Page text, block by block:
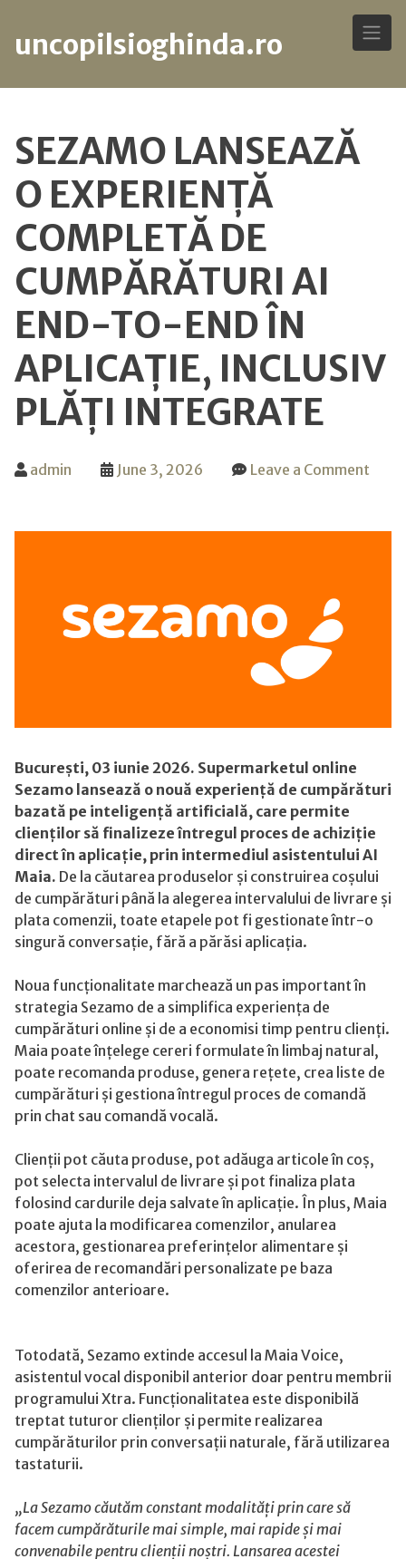
content
uncopilsioghinda.ro
SEZAMO LANSEAZĂ
O EXPERIENȚĂ
COMPLETĂ DE
CUMPĂRĂTURI AI
END-TO-END ÎN
APLICAȚIE, INCLUSIV
PLĂȚI INTEGRATE
admin June 3, 2026
Leave a Comment
lansează
cumpărături
end
aplicație,
inclusiv
plăți
integrate
București, 03 iunie 2026. Supermarketul online
Sezamo lansează o nouă experiență de cumpărături
bazată pe inteligență artificială, care permite
clienților să finalizeze întregul proces de achiziție
direct în aplicație, prin intermediul asistentului AI
Maia. De la căutarea produselor și construirea coșului
de cumpărături până la alegerea intervalului de livrare și
plata comenzii, toate etapele pot fi gestionate într-o
singură conversație, fără a părăsi aplicația.
Noua funcționalitate marchează un pas important în
strategia Sezamo de a simplifica experiența de
cumpărături online și de a economisi timp pentru clienți.
Maia poate înțelege cereri formulate în limbaj natural,
poate recomanda produse, genera rețete, crea liste de
cumpărături și gestiona întregul proces de comandă
prin chat sau comandă vocală.
Clienții pot căuta produse, pot adăuga articole în coș,
pot selecta intervalul de livrare și pot finaliza plata
folosind cardurile deja salvate în aplicație. În plus, Maia
poate ajuta la modificarea comenzilor, anularea
acestora, gestionarea preferințelor alimentare și
oferirea de recomandări personalizate pe baza
comenzilor anterioare.
Totodată, Sezamo extinde accesul la Maia Voice,
asistentul vocal disponibil anterior doar pentru membrii
programului Xtra. Funcționalitatea este disponibilă
treptat tuturor clienților și permite realizarea
cumpărăturilor prin conversații naturale, fără utilizarea
tastaturii.
„La Sezamo căutăm constant modalități prin care să
facem cumpărăturile mai simple, mai rapide și mai
convenabile pentru clienții noștri. Lansarea acestei